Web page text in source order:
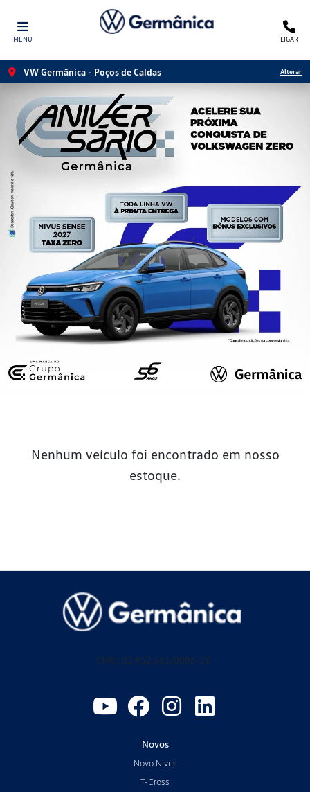
MENU LIGAR
VW Germânica - Poços de Caldas Alterar
Nenhum veículo foi encontrado em nosso
estoque.
CNPJ: 02.952.561/0006-20
Novos
Novo Nivus
T-Cross